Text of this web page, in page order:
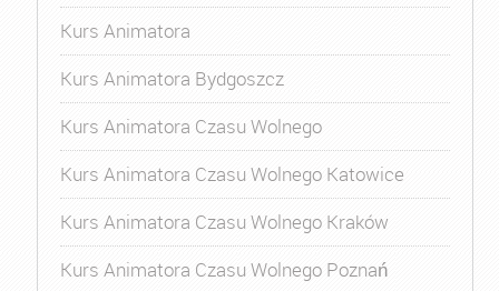
Kurs Animatora
Kurs Animatora Bydgoszcz
Kurs Animatora Czasu Wolnego
Kurs Animatora Czasu Wolnego Katowice
Kurs Animatora Czasu Wolnego Kraków
Kurs Animatora Czasu Wolnego Poznań